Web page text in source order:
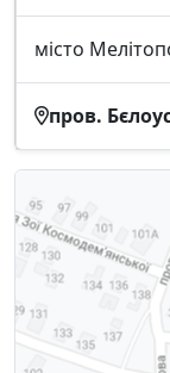
місто
пров.